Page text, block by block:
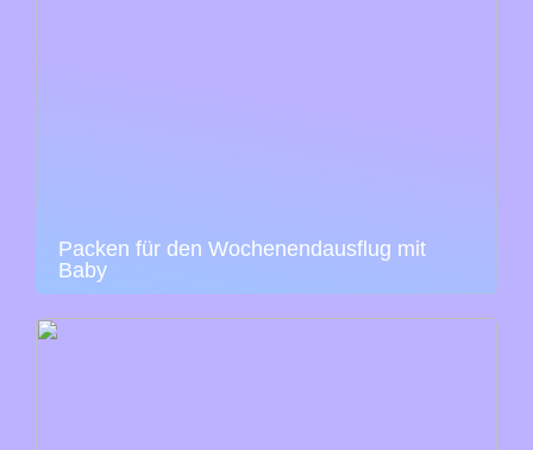
Packen für den Wochenendausflug mit
Baby